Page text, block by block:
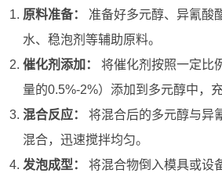
原料准备：
准备好多元醇、异氰酸
水、稳泡剂等辅助原料。
催化剂添加：
将催化剂按照一定比
量的0.5%-2%）添加到多元醇中，
混合反应：
将混合后的多元醇与异
混合，迅速搅拌均匀。
发泡成型：
将混合物倒入模具或设